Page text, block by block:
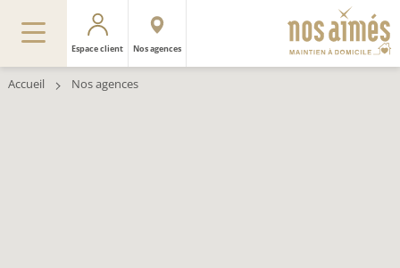
Espace client Nos agences
Accueil Nos agences